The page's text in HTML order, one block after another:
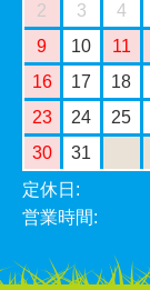
2
3 4
9
10 11
16
17 18
23
24 25
30
31
定休日:
営業時間: